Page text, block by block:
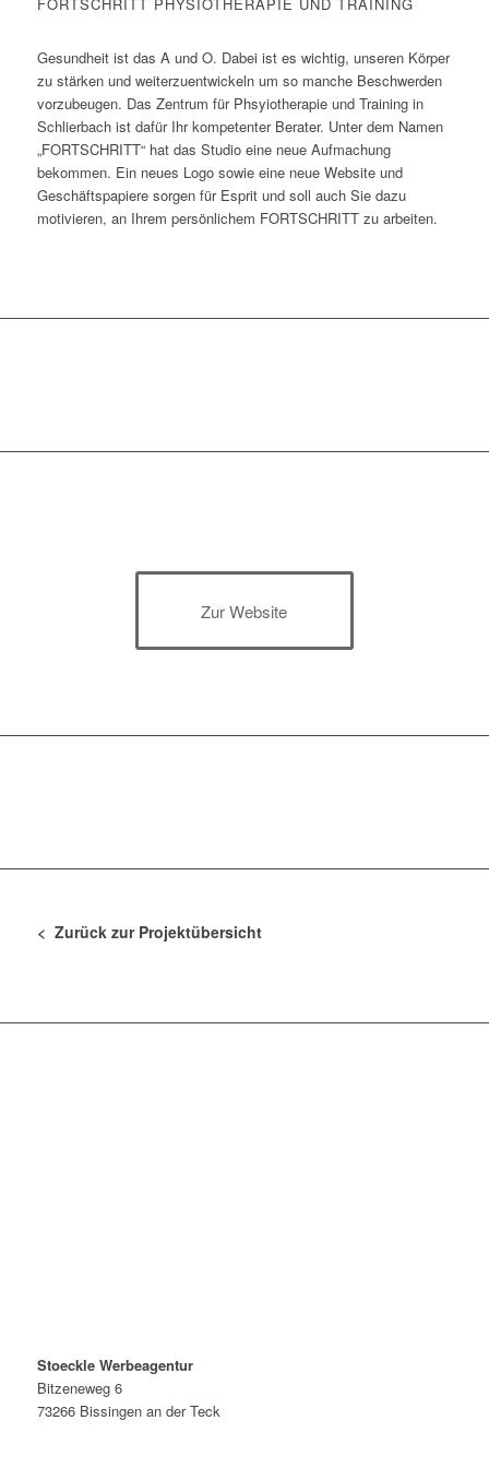
Gesundheit ist das A und O. Dabei ist es wichtig, unseren Körper
zu stärken und weiterzuentwickeln um so manche Beschwerden
vorzubeugen. Das Zentrum für Phsyiotherapie und Training in
Schlierbach ist dafür Ihr kompetenter Berater. Unter dem Namen
„FORTSCHRITT“ hat das Studio eine neue Aufmachung
bekommen. Ein neues Logo sowie eine neue Website und
Geschäftspapiere sorgen für Esprit und soll auch Sie dazu
motivieren, an Ihrem persönlichem FORTSCHRITT zu arbeiten.
Zur Website
< Zurück zur Projektübersicht
Stoeckle Werbeagentur
Bitzeneweg 6
73266 Bissingen an der Teck